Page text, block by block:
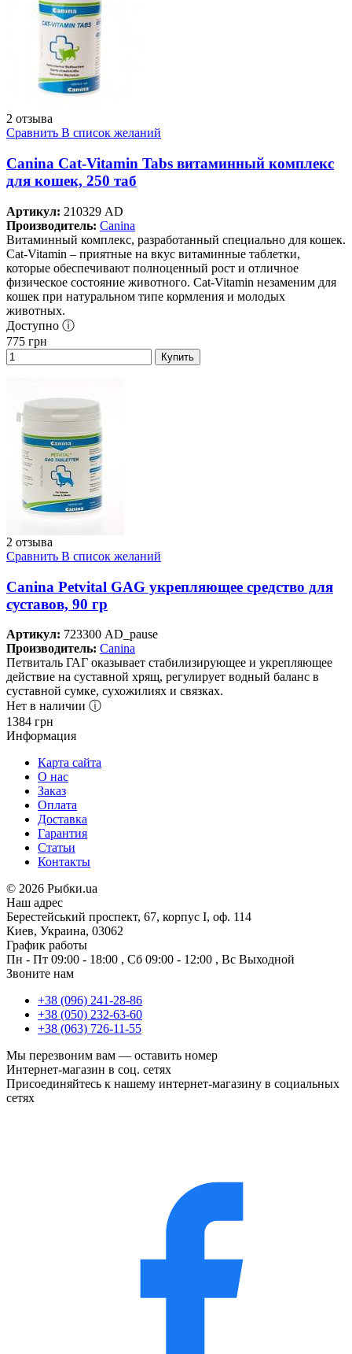
2 отзыва
Сравнить В список желаний
Canina Cat-Vitamin Tabs витаминный комплекс
для кошек, 250 таб
Артикул: 210329 AD
Производитель: Canina
Витаминный комплекс, разработанный специально для кошек.
Cat-Vitamin – приятные на вкус витаминные таблетки,
которые обеспечивают полноценный рост и отличное
физическое состояние животного. Cat-Vitamin незаменим для
кошек при натуральном типе кормления и молодых
животных.
Доступно ⓘ
775 грн
Купить
2 отзыва
Сравнить В список желаний
Canina Petvital GAG укрепляющее средство для
суставов, 90 гр
Артикул: 723300 AD_pause
Производитель: Canina
Петвиталь ГАГ оказывает стабилизирующее и укрепляющее
действие на суставной хрящ, регулирует водный баланс в
суставной сумке, сухожилиях и связках.
Нет в наличии ⓘ
1384 грн
Информация
Карта сайта
О нас
Заказ
Оплата
Доставка
Гарантия
Статьи
Контакты
© 2026 Рыбки.ua
Наш адрес
Берестейський проспект, 67, корпус I, оф. 114
Киев, Украина, 03062
График работы
Пн - Пт 09:00 - 18:00 , Сб 09:00 - 12:00 , Вс Выходной
Звоните нам
+38 (096) 241-28-86
+38 (050) 232-63-60
+38 (063) 726-11-55
Мы перезвоним вам — оставить номер
Интернет-магазин в соц. сетях
Присоединяйтесь к нашему интернет-магазину в социальных
сетях